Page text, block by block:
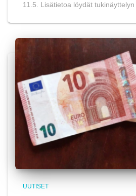
11.5. Lisätietoa löydät tukinäyttelyn
UUTISET